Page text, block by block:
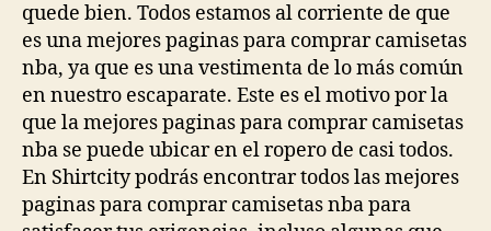
quede bien. Todos estamos al corriente de que
es una mejores paginas para comprar camisetas
nba, ya que es una vestimenta de lo más común
en nuestro escaparate. Este es el motivo por la
que la mejores paginas para comprar camisetas
nba se puede ubicar en el ropero de casi todos.
En Shirtcity podrás encontrar todos las mejores
paginas para comprar camisetas nba para